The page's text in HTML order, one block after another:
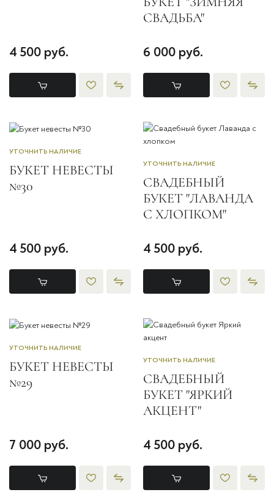
4 500 руб.
СВАДЬБА"
6 000 руб.
УТОЧНИТЬ НАЛИЧИЕ
БУКЕТ НЕВЕСТЫ
№30
4 500 руб.
УТОЧНИТЬ НАЛИЧИЕ
СВАДЕБНЫЙ
БУКЕТ "ЛАВАНДА
С ХЛОПКОМ"
4 500 руб.
УТОЧНИТЬ НАЛИЧИЕ
БУКЕТ НЕВЕСТЫ
№29
7 000 руб.
УТОЧНИТЬ НАЛИЧИЕ
СВАДЕБНЫЙ
БУКЕТ "ЯРКИЙ
АКЦЕНТ"
4 500 руб.